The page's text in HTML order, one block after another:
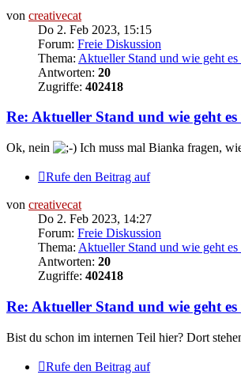
von creativecat
Do 2. Feb 2023, 15:15
Forum: Freie Diskussion
Thema: Aktueller Stand und wie geht es
Antworten: 20
Zugriffe: 402418
Re: Aktueller Stand und wie geht es
Ok, nein Ich muss mal Bianka fragen,
Rufe den Beitrag auf
von creativecat
Do 2. Feb 2023, 14:27
Forum: Freie Diskussion
Thema: Aktueller Stand und wie geht es
Antworten: 20
Zugriffe: 402418
Re: Aktueller Stand und wie geht es
Bist du schon im internen Teil hier? Dort
Rufe den Beitrag auf